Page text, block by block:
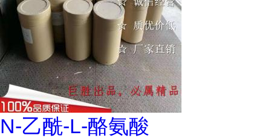
N-乙酰-L-酪氨酸